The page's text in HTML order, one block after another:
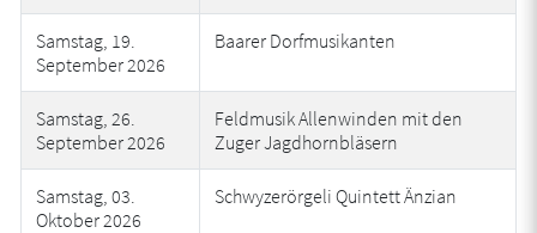
Samstag, 19.
September 2026
Baarer Dorfmusikanten
Samstag, 26.
September 2026
Feldmusik Allenwinden mit den
Zuger Jagdhornbläsern
Samstag, 03.
Oktober 2026
Schwyzerörgeli Quintett Änzian